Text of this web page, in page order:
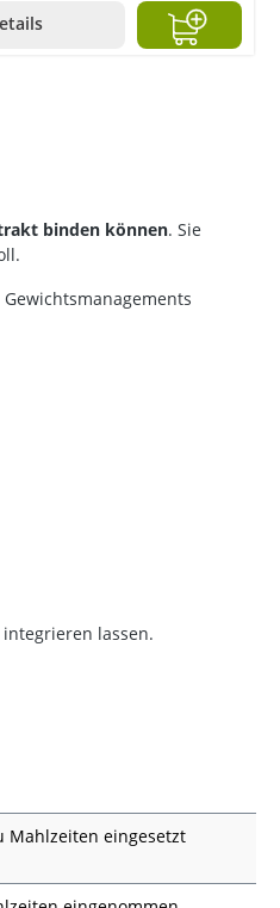
binden können. Sie
lassen.
Mahlzeiten eingesetzt